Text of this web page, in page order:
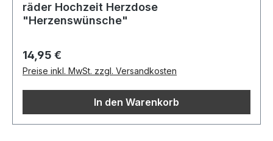
räder Hochzeit Herzdose
"Herzenswünsche"
Regulärer Preis:
14,95 €
Preise inkl. MwSt. zzgl. Versandkosten
In den Warenkorb